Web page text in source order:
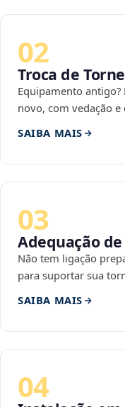
02
Troca de
Equipamento
novo, com vedação
SAIBA MAIS
03
Adequação
Não tem ligação
para suportar sua
SAIBA MAIS
04